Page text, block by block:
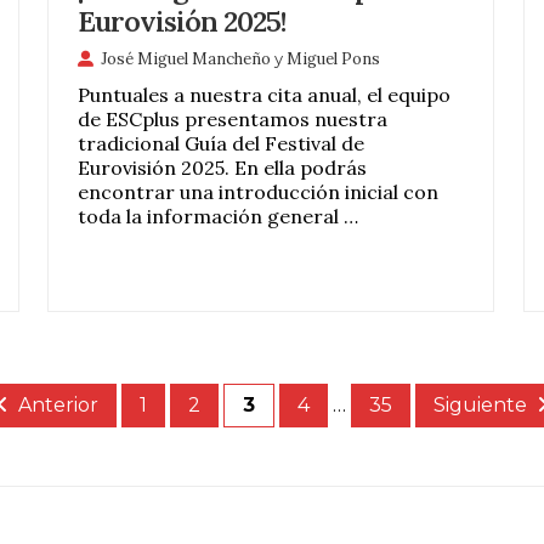
Eurovisión 2025!
José Miguel Mancheño yMiguel Pons
Puntuales a nuestra cita anual, el equipo
de ESCplus presentamos nuestra
tradicional Guía del Festival de
Eurovisión 2025. En ella podrás
encontrar una introducción inicial con
toda la información general …
Anterior 1 2 3 4 … 35 Siguiente